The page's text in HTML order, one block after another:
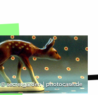
©secretgarden | photocase.de